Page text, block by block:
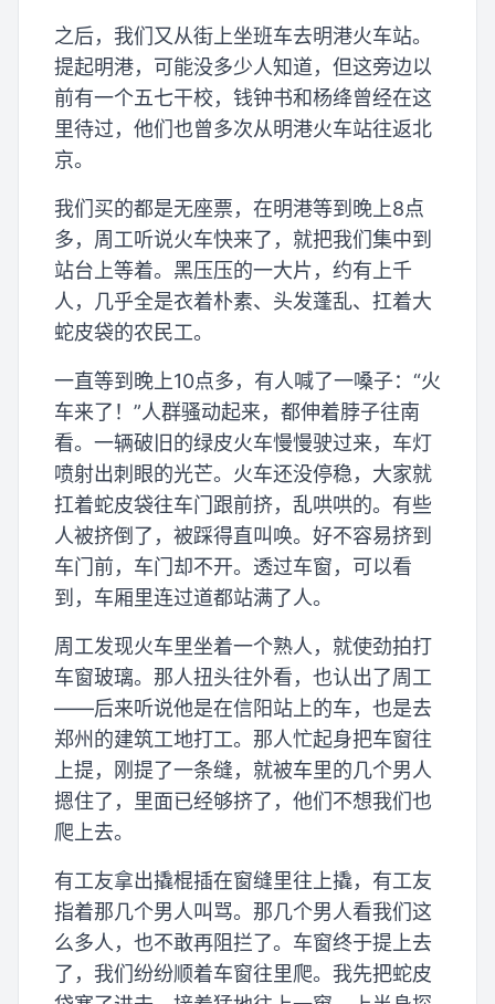
之后，我们又从街上坐班车去明港火车站。
提起明港，可能没多少人知道，但这旁边以
前有一个五七干校，钱钟书和杨绛曾经在这
里待过，他们也曾多次从明港火车站往返北
京。
我们买的都是无座票，在明港等到晚上8点
多，周工听说火车快来了，就把我们集中到
站台上等着。黑压压的一大片，约有上千
人，几乎全是衣着朴素、头发蓬乱、扛着大
蛇皮袋的农民工。
一直等到晚上10点多，有人喊了一嗓子：“火
车来了！”人群骚动起来，都伸着脖子往南
看。一辆破旧的绿皮火车慢慢驶过来，车灯
喷射出刺眼的光芒。火车还没停稳，大家就
扛着蛇皮袋往车门跟前挤，乱哄哄的。有些
人被挤倒了，被踩得直叫唤。好不容易挤到
车门前，车门却不开。透过车窗，可以看
到，车厢里连过道都站满了人。
周工发现火车里坐着一个熟人，就使劲拍打
车窗玻璃。那人扭头往外看，也认出了周工
——后来听说他是在信阳站上的车，也是去
郑州的建筑工地打工。那人忙起身把车窗往
上提，刚提了一条缝，就被车里的几个男人
摁住了，里面已经够挤了，他们不想我们也
爬上去。
有工友拿出撬棍插在窗缝里往上撬，有工友
指着那几个男人叫骂。那几个男人看我们这
么多人，也不敢再阻拦了。车窗终于提上去
了，我们纷纷顺着车窗往里爬。我先把蛇皮